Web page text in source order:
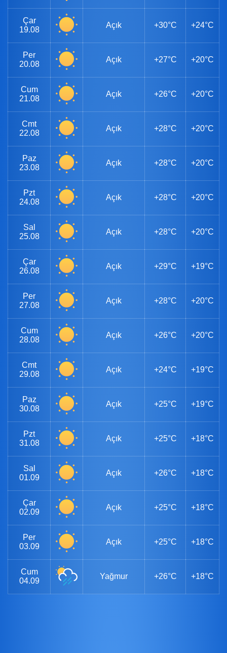
Çar
19.08
Açık +30°C +24°C
Per
20.08
Açık +27°C +20°C
Cum
21.08
Açık +26°C +20°C
Cmt
22.08
Açık +28°C +20°C
Paz
23.08
Açık +28°C +20°C
Pzt
24.08
Açık +28°C +20°C
Sal
25.08
Açık +28°C +20°C
Çar
26.08
Açık +29°C +19°C
Per
27.08
Açık +28°C +20°C
Cum
28.08
Açık +26°C +20°C
Cmt
29.08
Açık +24°C +19°C
Paz
30.08
Açık +25°C +19°C
Pzt
31.08
Açık +25°C +18°C
Sal
01.09
Açık +26°C +18°C
Çar
02.09
Açık +25°C +18°C
Per
03.09
Açık +25°C +18°C
Cum
04.09
Yağmur +26°C +18°C